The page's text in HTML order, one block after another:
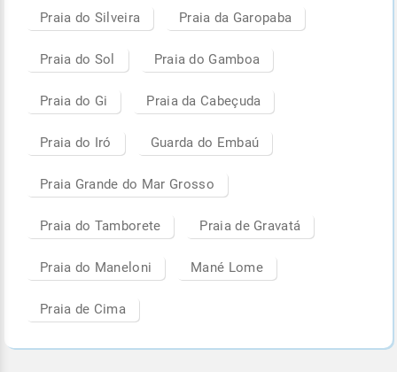
Praia do Silveira Praia da Garopaba
Praia do Sol Praia do Gamboa
Praia do Gi Praia da Cabeçuda
Praia do Iró Guarda do Embaú
Praia Grande do Mar Grosso
Praia do Tamborete Praia de Gravatá
Praia do Maneloni Mané Lome
Praia de Cima